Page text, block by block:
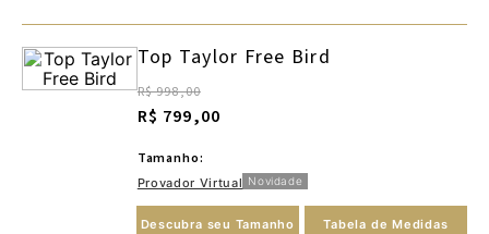
Top Taylor Free Bird
R$ 998,00
R$ 799,00
Tamanho:
Provador Virtual Novidade
Descubra seu Tamanho Tabela de Medidas